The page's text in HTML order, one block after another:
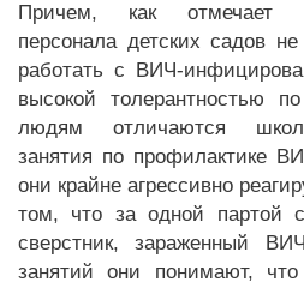
Причем, как отмечает
персонала детских садов
работать с ВИЧ-
высокой толерантностью
людям отличаются
занятия по профилактике
они крайне агрессивно
том, что за одной партой
сверстник, зараженный
занятий они понимают,